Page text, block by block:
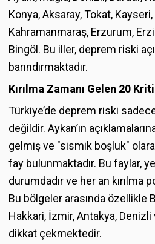
Konya, Aksaray, Tokat,
Kahramanmaraş, Erzurum,
Bingöl. Bu iller, deprem riski
barındırmaktadır.
Kırılma Zamanı Gelen 20
Türkiye’de deprem riski sadece
değildir. Aykan’ın
gelmiş ve "sismik boşluk"
fay bulunmaktadır. Bu faylar,
durumdadır ve her an kırılma
Bu bölgeler arasında özellikle
Hakkari, İzmir, Antakya,
dikkat çekmektedir.